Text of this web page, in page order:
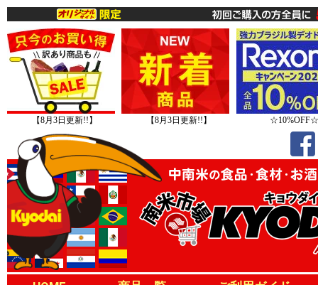
【8月3日更新!!】 【8月3日更新!!】 ☆10%OFF☆